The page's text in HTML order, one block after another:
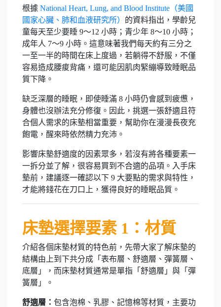
根據 National Heart, Lung, and Blood Institute（美國
國家心臟、肺和血液研究所） 的資料指出，學齡兒
童每天至少要睡 9～12 小時；青少年 8～10 小時；
成年人 7～9 小時。這意味著我們每天約有三分之
一至一半的時間在床上度過，若躺得不舒服，不僅
容易造成腰痠背痛，還可能因肌肉緊繃導致睡眠品
質下降。
缺乏深層的睡眠，即使睡滿 8 小時仍會感到疲憊，
身體也沒辦法充分修復。因此，挑選一張舒適且符
合個人需求的床墊相當重要，幫助你在漫漫長夜充
飽電，醒來時依然精力充沛。
影響床墊舒適度的因素眾多，若沒有將各種要素一
一拆分並了解，很容易買到不合適的品項。入手床
墊前，建議逐一確認以下 9 大要點的需求與特性，
才能將錢花在刀口上，獲得良好的睡眠品質。
床墊選擇要素 1：材質
介紹各個床墊材質的特色前，先帶大家了解床墊的
結構由上到下共分成「表布層、舒適層、彈簧層、
底層」，而床墊材質通常是單指「舒適層」與「彈
簧層」。
舒適層： 包含泡棉、乳膠、記憶棉等材質，主要功